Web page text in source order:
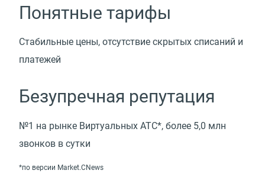
Понятные тарифы
Стабильные цены, отсутствие скрытых списаний и
платежей
Безупречная репутация
№1 на рынке Виртуальных АТС*, более 5,0 млн
звонков в сутки
*по версии Market.CNews